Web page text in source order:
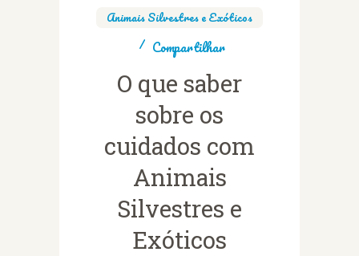
Animais Silvestres e Exóticos
Compartilhar
O que saber
sobre os
cuidados com
Animais
Silvestres e
Exóticos